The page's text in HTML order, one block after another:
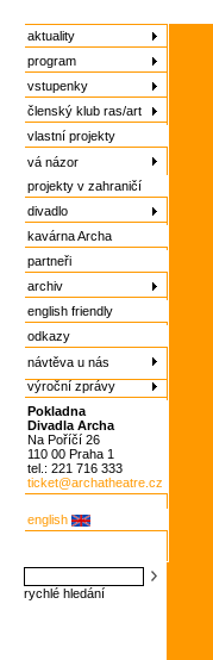
aktuality
program
vstupenky
členský klub ras/art
vlastní projekty
vá názor
projekty v zahraničí
divadlo
kavárna Archa
partneři
archiv
english friendly
odkazy
návtěva u nás
výroční zprávy
Pokladna
Divadla Archa
Na Poříčí 26
110 00 Praha 1
tel.: 221 716 333
ticket@archatheatre.cz
english
rychlé hledání